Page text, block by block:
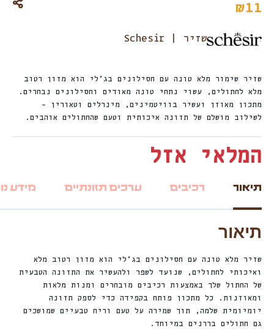
₪11
שזיר | Schesir
שזיר שימור מלא טונה עם חסילונים בג’לי הוא מזון רטוב
מלא לחתולים, עשוי נתחי טונה מאודים וחסילונים נבחרים.
מתכון מאוזן ועשיר בוויטמינים, מינרלים וטאורין –
לשילוב מושלם של תזונה איכותית וטעם שהחתולים אוהבים.
המלאי אזל
תיאור רכיבים ערכים תזונתיים מידע
תיאור
שזיר מלא טונה עם חסילונים בג’לי הוא מזון רטוב מלא
ואיכותי לחתולים, שנועד לשפר ולהעשיר את התזונה הטבעית
של החתול שלך באמצעות רכיבים מובחרים ומנות מלאות
ומאוזנות. כל מתכון פותח בקפידה כדי לספק תזונה
יומיומית שלמה, תוך שמירה על טעם וריח טבעיים שמושכים
גם חתולים בררנים במיוחד.